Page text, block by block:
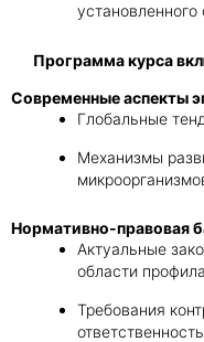
установленного
Программа курса
Современные аспекты
Глобальные
Механизмы
Нормативно-правовая
Актуальные
области
Требования